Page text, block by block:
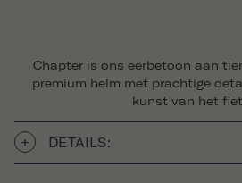
Chapter is ons eerbetoon aan
premium helm met prachtige
kunst van het
DETAILS: